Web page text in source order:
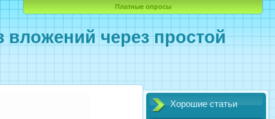
вложений через простой
Платные опросы
Хорошие статьи